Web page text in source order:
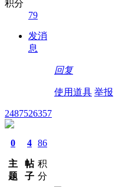
积分
79
发消
息
回复
使用道具 举报
2487526357
0
主
题
4
帖
子
86
积
分